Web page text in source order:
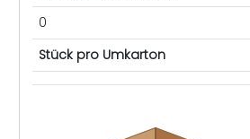
0
Stück pro Umkarton